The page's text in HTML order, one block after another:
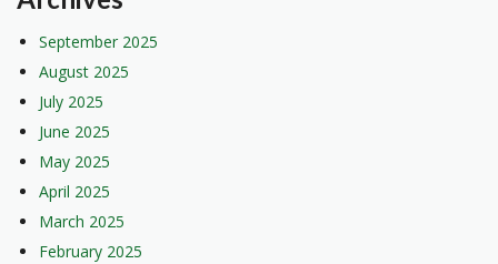
September 2025
August 2025
July 2025
June 2025
May 2025
April 2025
March 2025
February 2025